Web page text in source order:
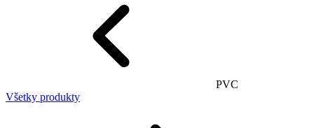
PVC
Všetky produkty